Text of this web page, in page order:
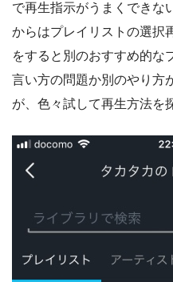
で再生指示がうまくできな
からはプレイリストの選択
をすると別のおすすめ的な
言い方の問題か別のやり方
が、色々試して再生方法を